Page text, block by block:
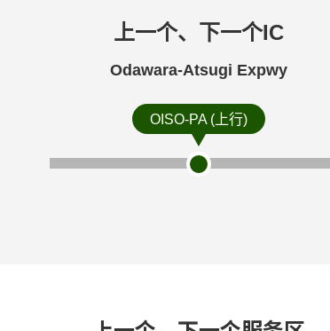
上一个、下一个IC
Odawara-Atsugi Expwy
OISO-PA (上行)